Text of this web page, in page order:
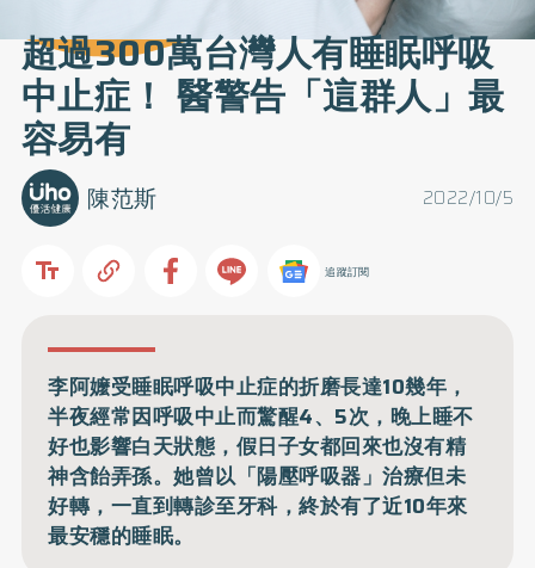
超過300萬台灣人有睡眠呼吸
中止症！ 醫警告「這群人」最
容易有
2022/10/5
陳范斯
追蹤訂閱
李阿嬤受睡眠呼吸中止症的折磨長達10幾年，
半夜經常因呼吸中止而驚醒4、5次，晚上睡不
好也影響白天狀態，假日子女都回來也沒有精
神含飴弄孫。她曾以「陽壓呼吸器」治療但未
好轉，一直到轉診至牙科，終於有了近10年來
最安穩的睡眠。